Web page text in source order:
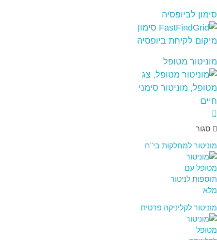
סימון לביופסיה
מוניטור מטופל
סגור
מוניטור למחלקות בי"ח
מוניטור לקליניקה פרטית